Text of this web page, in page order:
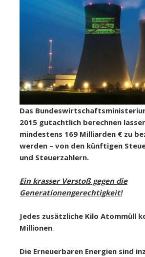
Das
2015 gutachtlich berechnen
mindestens 169 Milliarden € zu
werden – von den künftigen
und Steuerzahlern.
Ein krasser Verstoß gegen die
Generationengerechtigkeit!
Jedes zusätzliche Kilo Atommüll
Millionen
Die Erneuerbaren Energien sind